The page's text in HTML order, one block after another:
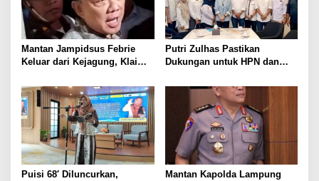
Mantan Jampidsus Febrie
Keluar dari Kejagung, Klaim
Putri Zulhas Pastikan
Dukungan untuk HPN dan
Lampung Punya Peluang
Promosi Nasional
Puisi 68′ Diluncurkan,
Mantan Kapolda Lampung